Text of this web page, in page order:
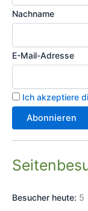
Nachname
E-Mail-Adresse
Ich akzeptiere
Besucher heute: 5